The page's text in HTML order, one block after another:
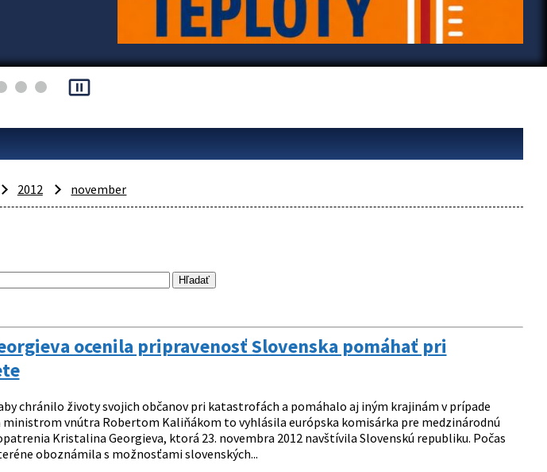
pause_presentation
2012 november
ocenila pripravenosť Slovenska pomáhať pri
chránilo životy svojich občanov pri katastrofách a pomáhalo aj iným krajinám v prípade
ministrom vnútra Robertom Kaliňákom to vyhlásila európska komisárka pre medzinárodnú
Kristalina Georgieva, ktorá 23. novembra 2012 navštívila Slovenskú republiku. Počas
oboznámila s možnosťami slovenských...